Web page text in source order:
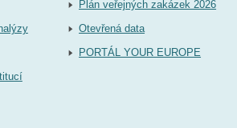
Plán veřejných zakázek 2026
Otevřená data
PORTÁL YOUR EUROPE